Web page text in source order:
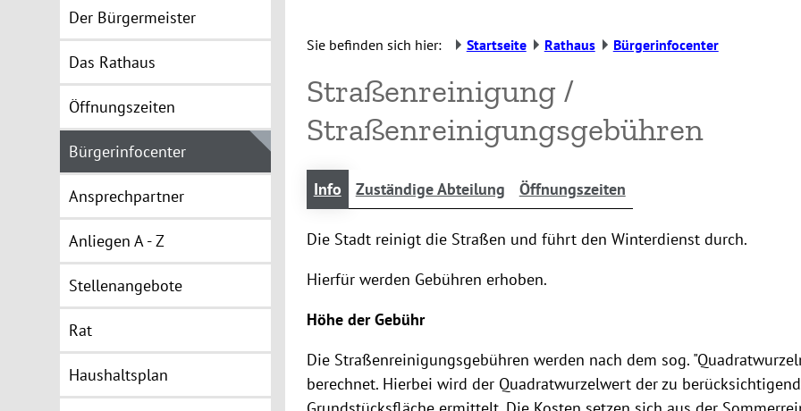
Der Bürgermeister
Das Rathaus
Öffnungszeiten
Bürgerinfocenter
Ansprechpartner
Anliegen A - Z
Stellenangebote
Rat
Haushaltsplan
Sie befinden sich hier: Startseite Rathaus Bürgerinfocenter
Straßenreinigung /
Straßenreinigungsgebühren
Info Zuständige Abteilung Öffnungszeiten
Die Stadt reinigt die Straßen und führt den Winterdienst durch.
Hierfür werden Gebühren erhoben.
Höhe der Gebühr
Die Straßenreinigungsgebühren werden nach dem sog.
berechnet. Hierbei wird der Quadratwurzelwert der zu